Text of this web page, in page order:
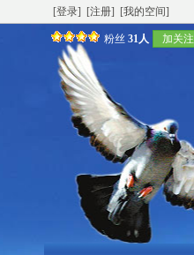
[登录] [注册] [我的空间]
粉丝 31人 加关注